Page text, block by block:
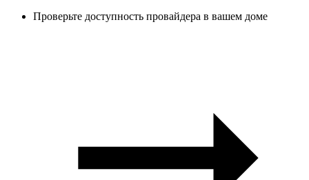
Проверьте доступность провайдера в вашем доме